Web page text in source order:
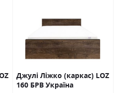
Джулі Ліжко (каркас) LOZ
160 БРВ Україна